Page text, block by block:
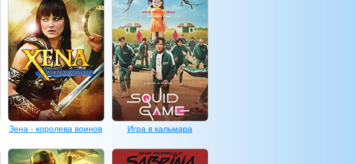
Зена - королева воинов Игра в кальмара